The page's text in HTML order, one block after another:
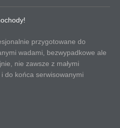
przygotowane do
wadami, bezwypadkowe ale
nie zawsze z małymi
do końca serwisowanymi